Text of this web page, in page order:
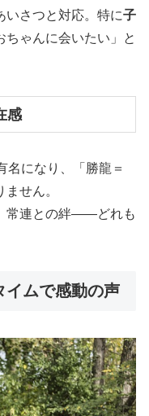
いさつと対応。特に子
ちゃんに会いたい」と
感
名になり、「勝龍＝
せん。
常連との絆――どれも
イムで感動の声